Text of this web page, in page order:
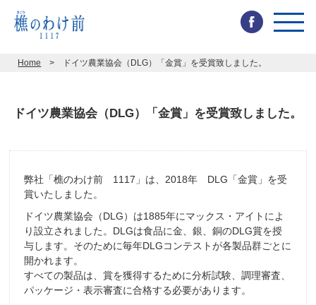
Home ドイツ農業協会（DLG）「金賞」を受賞致しました。
ドイツ農業協会（DLG）「金賞」を受賞致しました。
弊社「樵のわけ前 1117」は、2018年 DLG「金賞」を受
賞いたしました。
ドイツ農業協会（DLG）は1885年にマックス・アイトによ
り設立されました。DLGは食品に金、銀、銅のDLG賞を授
与します。そのために毎年DLGコンテストが各製品群ごとに
開かれます。
すべての製品は、賞を獲得するために分析試験、調理審査、
パッケージ・表示審査に合格する必要があります。